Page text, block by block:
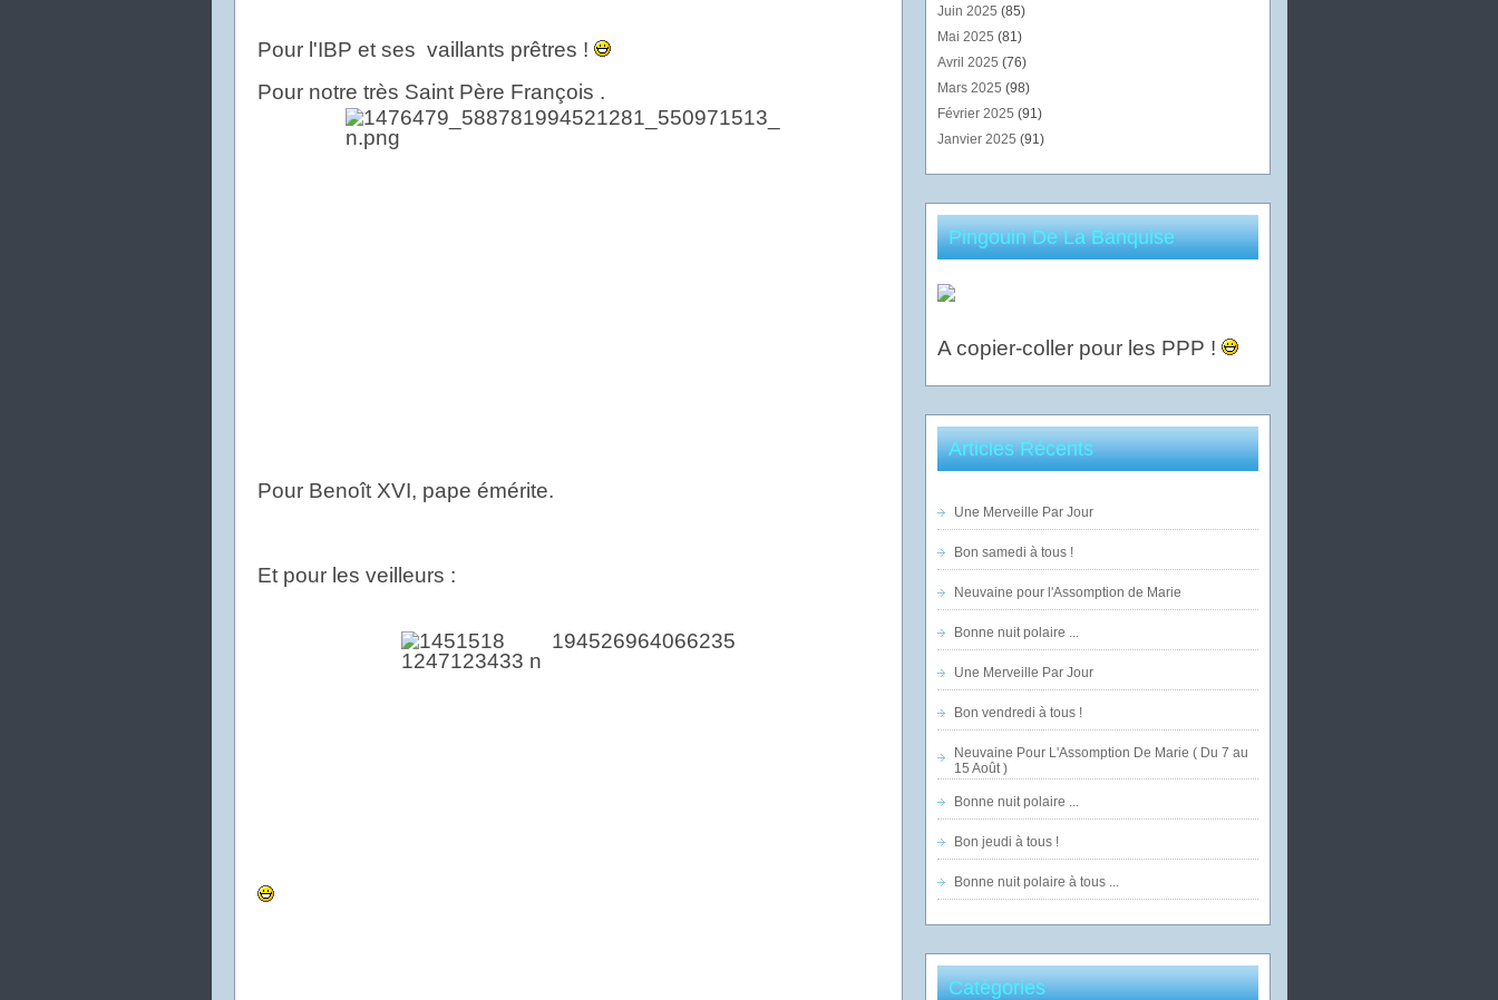
Pour l'IBP et ses vaillants prêtres !
Pour notre très Saint Père François .
Pour Benoît XVI, pape émérite.
Et pour les veilleurs :
Juin 2025 (85)
Mai 2025 (81)
Avril 2025 (76)
Mars 2025 (98)
Février 2025 (91)
Janvier 2025 (91)
Pingouin De La Banquise
A copier-coller pour les PPP !
Articles Récents
Une Merveille Par Jour
Bon samedi à tous !
Neuvaine pour l'Assomption de Marie
Bonne nuit polaire ...
Une Merveille Par Jour
Bon vendredi à tous !
Neuvaine Pour L'Assomption De Marie ( Du 7 au
15 Août )
Bonne nuit polaire ...
Bon jeudi à tous !
Bonne nuit polaire à tous ...
Catégories